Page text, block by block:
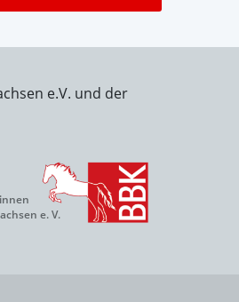
e.V. und der
e. V.